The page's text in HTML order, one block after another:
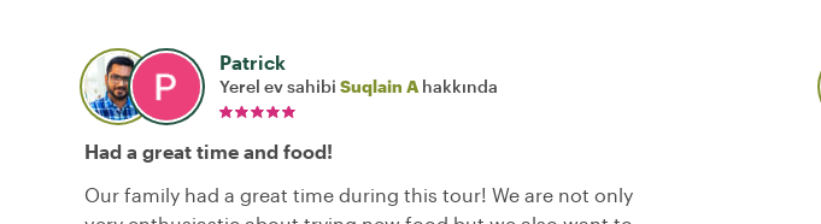
Patrick
Yerel ev sahibi Suqlain A hakkında
Had a great time and food!
Our family had a great time during this tour! We are not only